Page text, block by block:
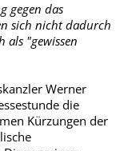
gegen das
sich nicht dadurch
als "gewissen
Werner
die
Kürzungen der